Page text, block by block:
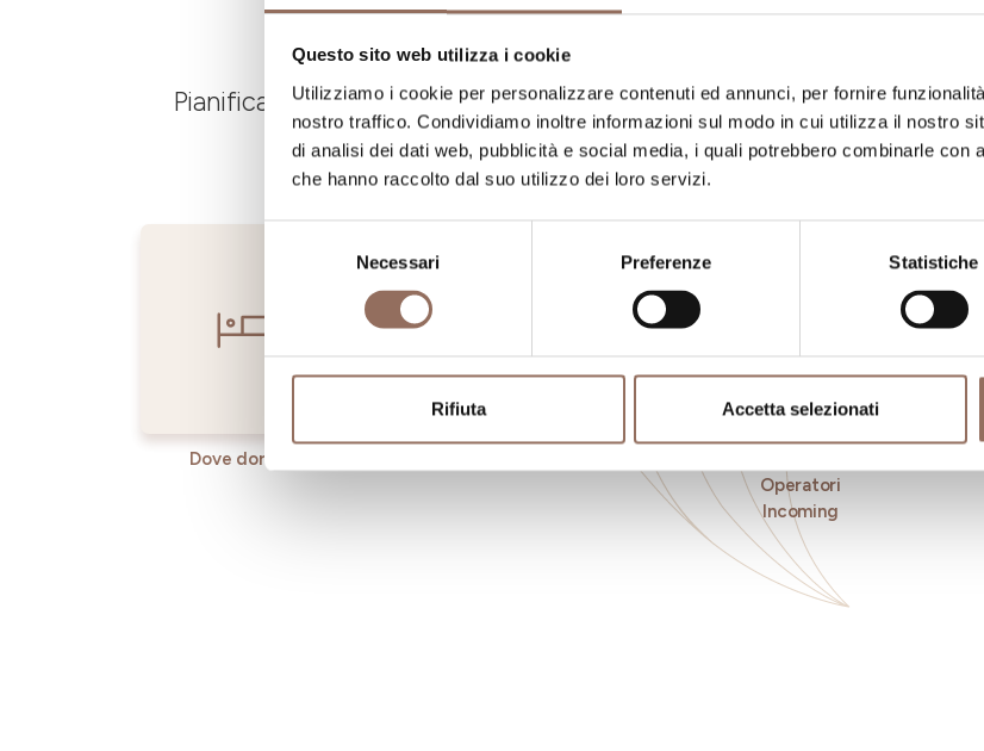
Questo sito web utilizza i cookie
Utilizziamo i cookie per personalizzare contenuti ed annunci, per fornire
nostro traffico. Condividiamo inoltre informazioni sul modo in cui utilizza il nostro
di analisi dei dati web, pubblicità e social media, i quali potrebbero combinarle con
che hanno raccolto dal suo utilizzo dei loro servizi.
Necessari Preferenze Statistiche
Rifiuta Accetta selezionati
La tua
Pianifica dove dormire, dove mangiare, cosa fare e visitare in ogni
occhio al meteo in tempo reale
Dove dormire
Operatori
Incoming